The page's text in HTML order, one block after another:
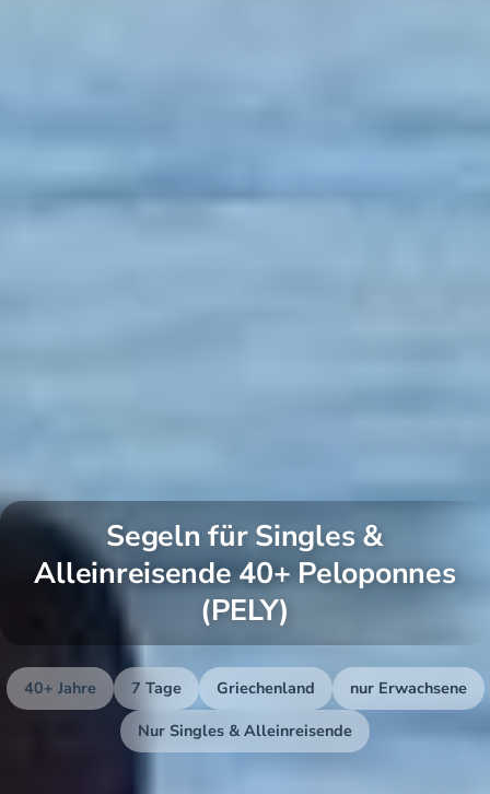
Segeln für Singles &
Alleinreisende 40+ Peloponnes
(PELY)
40+ Jahre 7 Tage Griechenland
nur Erwachsene
Nur Singles & Alleinreisende